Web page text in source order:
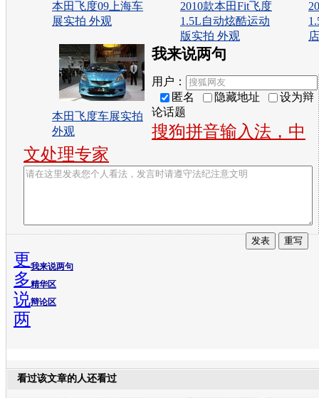
本田飞度09上海车
展实拍 外观
2010款本田Fit飞度
1.5L自动炫酷运动
版实拍 外观
本田飞度车展实拍
外观
我来说两句
用户：
匿名
隐藏地址
设为辩
论话题
搜狗拼音输入法，中
文处理专家
我来说两句
精华区
辩论区
更
多
说
两
看过该文章的人还看过